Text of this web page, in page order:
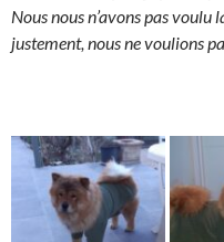
Nous nous n’avons pas
justement, nous ne voulions